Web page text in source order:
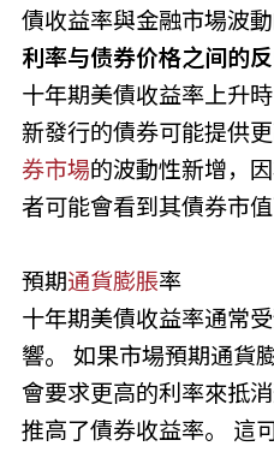
債收益率與金融市場波
利率与债券价格之间的
十年期美債收益率上升
新發行的債券可能提供
券市場的波動性新增，
者可能會看到其債券市值
預期通貨膨脹率
十年期美債收益率通常
響。 如果市場預期通貨
會要求更高的利率來抵
推高了債券收益率。 這